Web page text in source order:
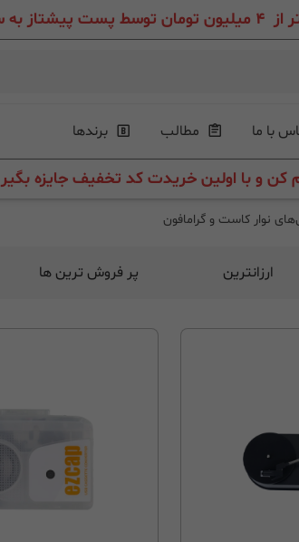
عزیز
با ما مطالب برندها
کن و با اولین خریدت کد تخفیف جایزه بگیر
نوار کاست و گرامافون
ارزانترین پر فروش ترین ها